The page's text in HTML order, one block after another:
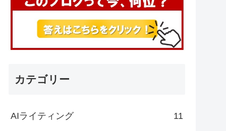
カテゴリー
AIライティング 11